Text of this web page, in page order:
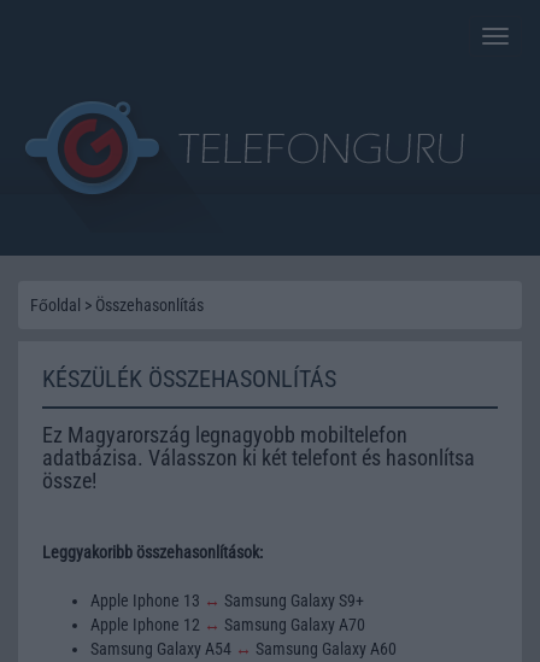
Toggle
Főoldal > Összehasonlítás
KÉSZÜLÉK ÖSSZEHASONLÍTÁS
Ez Magyarország legnagyobb mobiltelefon
adatbázisa. Válasszon ki két telefont és hasonlítsa
össze!
Leggyakoribb összehasonlítások:
Apple Iphone 13 ↔ Samsung Galaxy S9+
Apple Iphone 12 ↔ Samsung Galaxy A70
Samsung Galaxy A54 ↔ Samsung Galaxy A60